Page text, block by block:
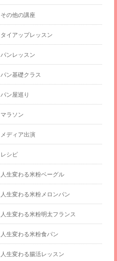
その他の講座
タイアップレッスン
パンレッスン
パン基礎クラス
パン屋巡り
マラソン
メディア出演
レシピ
人生変わる米粉ベーグル
人生変わる米粉メロンパン
人生変わる米粉明太フランス
人生変わる米粉食パン
人生変わる腸活レッスン